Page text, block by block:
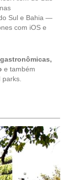
Sul e Bahia —
com iOS e
e também
parks.